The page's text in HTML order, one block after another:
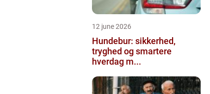
12 june 2026
Hundebur: sikkerhed,
tryghed og smartere
hverdag m...